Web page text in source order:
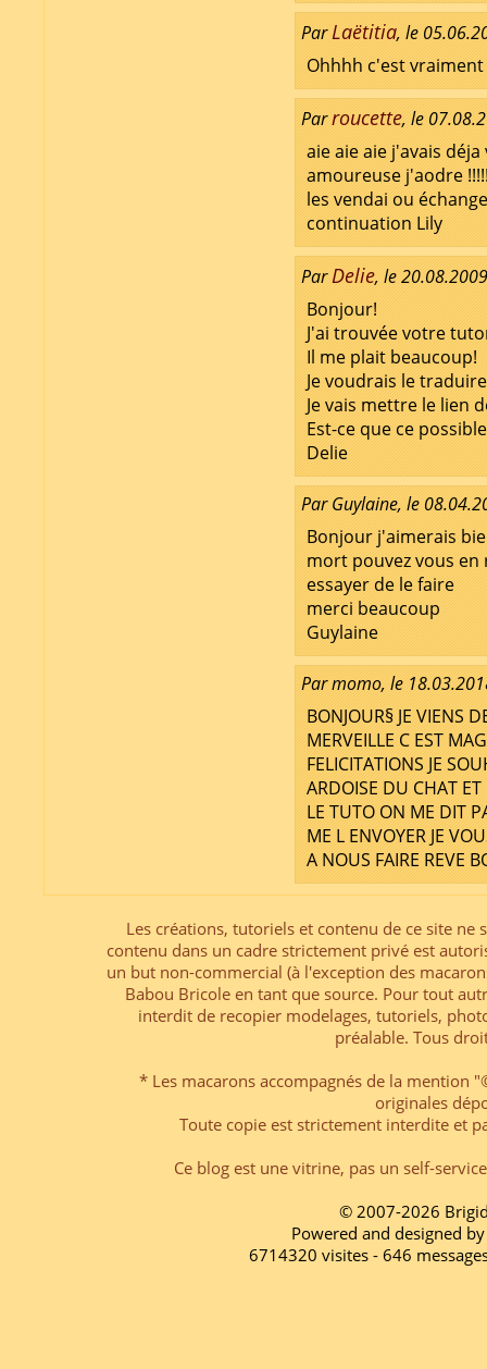
ParLaëtitia, le
Ohhhh c'est
Parroucette, le
aie aie aie j'avais
amoureuse j'aodre
les vendai ou
continuation Lily
ParDelie, le
Bonjour!
J'ai trouvée votre
Il me plait beaucoup!
Je voudrais le
Je vais mettre le lien
Est-ce que ce
Delie
Par Guylaine, le
Bonjour j'aimerais
mort pouvez vous
essayer de le faire
merci beaucoup
Guylaine
Par momo, le
BONJOUR§ JE VIENS
MERVEILLE C EST
FELICITATIONS JE
ARDOISE DU CHAT ET
LE TUTO ON ME DIT
ME L ENVOYER JE
A NOUS FAIRE REVE
Les créations, tutoriels et contenu de ce site
contenu dans un cadre strictement privé est
un but non-commercial (à l'exception des
Babou Bricole en tant que source. Pour tout
interdit de recopier modelages, tutoriels,
préalable. Tous
* Les macarons accompagnés de la mention
originales
Toute copie est strictement interdite et
Ce blog est une vitrine, pas un self-
© 2007-2026
Powered and designed
6714320 visites - 646